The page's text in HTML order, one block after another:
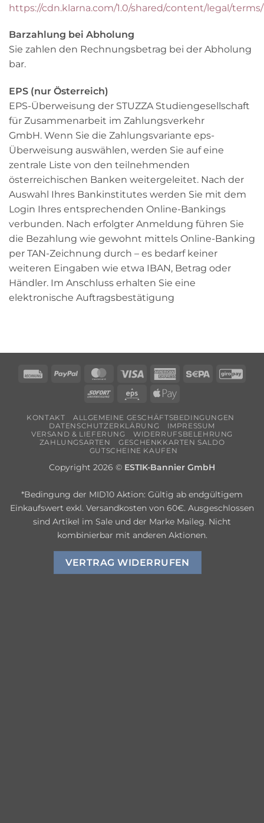
https://cdn.klarna.com/1.0/shared/content/legal/
Barzahlung bei Abholung
Sie zahlen den Rechnungsbetrag bei der Abholung
bar.
EPS (nur Österreich)
EPS-Überweisung der STUZZA Studiengesellschaft
für Zusammenarbeit im Zahlungsverkehr
GmbH. Wenn Sie die Zahlungsvariante eps-
Überweisung auswählen, werden Sie auf eine
zentrale Liste von den teilnehmenden
österreichischen Banken weitergeleitet. Nach der
Auswahl Ihres Bankinstitutes werden Sie mit dem
Login Ihres entsprechenden Online-Bankings
verbunden. Nach erfolgter Anmeldung führen Sie
die Bezahlung wie gewohnt mittels Online-Banking
per TAN-Zeichnung durch – es bedarf keiner
weiteren Eingaben wie etwa IBAN, Betrag oder
Händler. Im Anschluss erhalten Sie eine
elektronische Auftragsbestätigung
RechungPayPal MasterCard
Visa
American Sepa
Sofort
Eps
Apple
KONTAKT
ALLGEMEINE GESCHÄFTSBEDINGUNGEN
DATENSCHUTZERKLÄRUNG
IMPRESSUM
VERSAND & LIEFERUNG
WIDERRUFSBELEHRUNG
ZAHLUNGSARTEN
GESCHENKKARTEN SALDO
GUTSCHEINE KAUFEN
Copyright 2026 © ESTIK-Bannier GmbH
*Bedingung der MID10 Aktion: Gültig ab endgültigem
Einkaufswert exkl. Versandkosten von 60€. Ausgeschlossen
sind Artikel im Sale und der Marke Maileg. Nicht
kombinierbar mit anderen Aktionen.
VERTRAG WIDERRUFEN